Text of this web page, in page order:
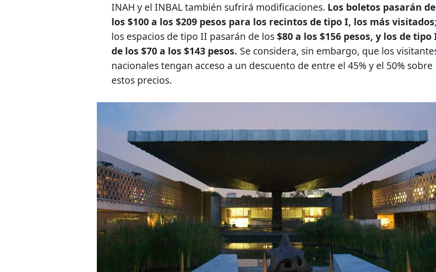
INAH y el INBAL también sufrirá modificaciones. Los boletos pasarán de
los $100 a los $209 pesos para los recintos de tipo I, los más visitados;
los espacios de tipo II pasarán de los$80 a los $156 pesos, y los de
de los $70 a los $143 pesos. Se considera, sin embargo, que los
nacionales tengan acceso a un descuento de entre el 45% y el 50% sobre
estos precios.